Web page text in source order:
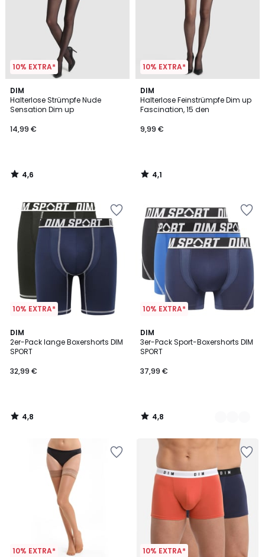
10% EXTRA*
DIM
Halterlose Strümpfe Nude
Sensation Dim up
14,99 €
4,6
/ 5
4,6
/
10% EXTRA*
DIM
Halterlose Feinstrümpfe Dim up
Fascination, 15 den
9,99 €
4,1
/ 5
4,1
/
10% EXTRA*
DIM
2er-Pack lange Boxershorts DIM
SPORT
32,99 €
4,8
/ 5
4,8
/
10% EXTRA*
DIM
3er-Pack Sport-Boxershorts DIM
SPORT
37,99 €
4,8
/ 5
2
Farben
4,8
/
10% EXTRA* 10% EXTRA*